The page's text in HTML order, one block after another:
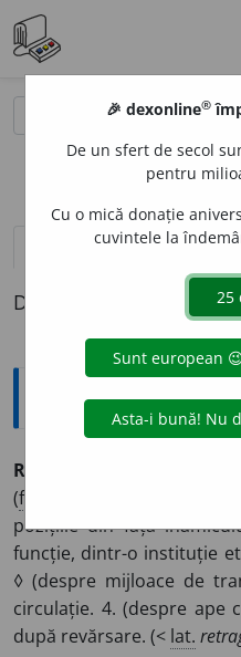
definiții (1) pronunțievolume_up
Definiția cu ID-ul
Explicative DEX
RETR
a trage
(fig.
pozițiile din fața
funcție, dintr-o instituție
◊ (despre mijloace de
circulație. 4. (despre ape
după revărsare. (< lat.
🎉 dexonline®
De un sfert de secol
pentru
Cu o mică donație
cuvintele la